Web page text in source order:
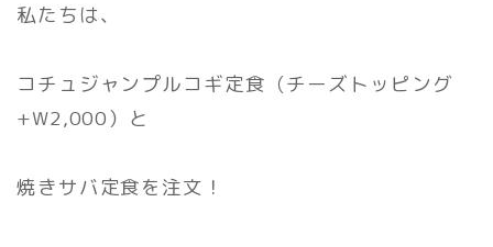
私たちは、
コチュジャンプルコギ定食（チーズトッピング
+W2,000）と
焼きサバ定食を注文！